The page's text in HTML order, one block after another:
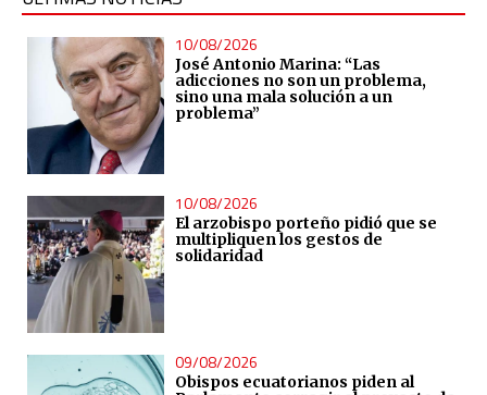
10/08/2026
José Antonio Marina: “Las
adicciones no son un problema,
sino una mala solución a un
problema”
10/08/2026
El arzobispo porteño pidió que se
multipliquen los gestos de
solidaridad
09/08/2026
Obispos ecuatorianos piden al